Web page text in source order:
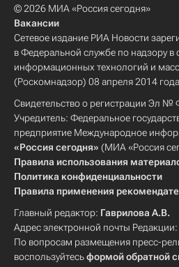
© 2026 МИА «Россия сегодня»
Вакансии
Сетевое издание РИА Новости
в Федеральной службе по надзору в
информационных технологий и
(Роскомнадзор) 08 апреля 2014
Свидетельство о регистрации Эл
Учредитель: Федеральное
предприятие Международное
«Россия сегодня» (МИА «Россия
Правила использования
Политика конфиденциальности
Правила применения
Главный редактор: Гаврилова А.В.
Адрес электронной почты Редакции:
По вопросам размещения пресс-
воспользуйтесьформой обратной